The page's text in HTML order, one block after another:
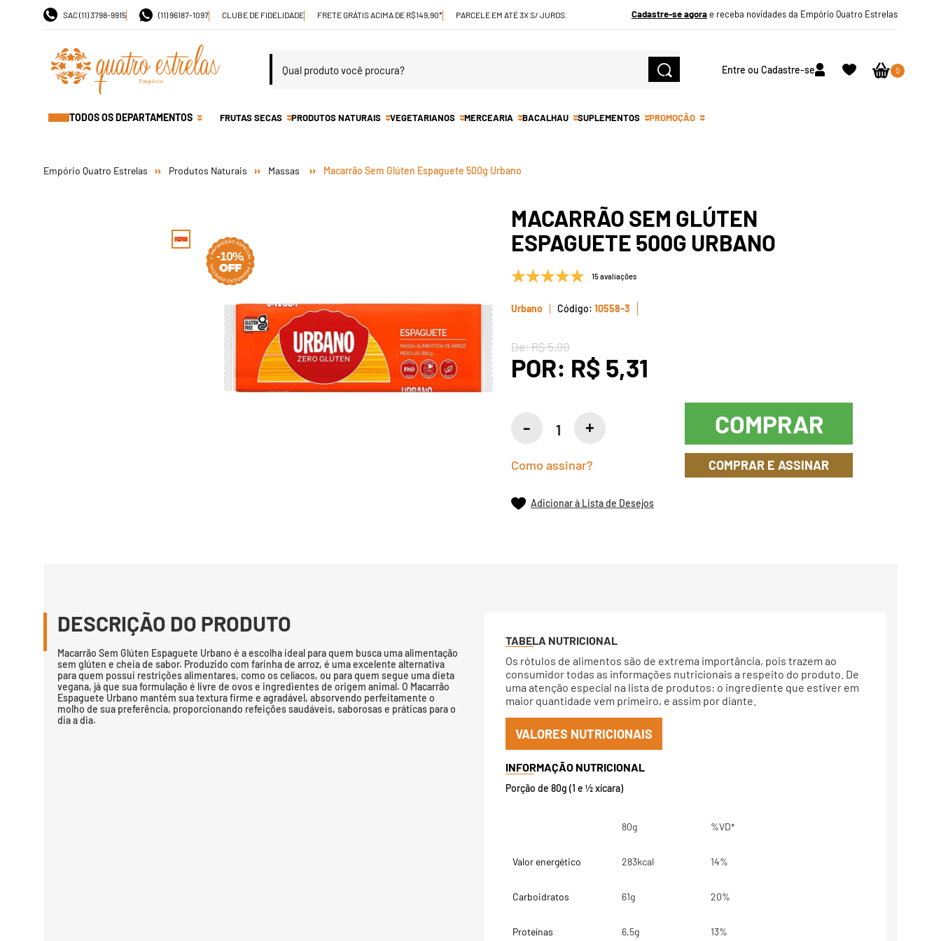
SAC (11) 3798-9915 (11) 96187-1097 CLUBE DE FIDELIDADE FRETE GRÁTIS ACIMA DE R$149,90* PARCELE EM ATÉ 3X S/ JUROS. Cadastre-se agorae receba novidades da Empório Quatro Estrelas
Entre ou Cadastre-se 0
TODOS OS DEPARTAMENTOS FRUTAS SECAS PRODUTOS NATURAIS VEGETARIANOS MERCEARIA BACALHAU SUPLEMENTOS PROMOÇÃO
Produtos Naturais Massas Macarrão Sem Glúten Espaguete 500g Urbano
-10%
MACARRÃO SEM GLÚTEN
ESPAGUETE 500G URBANO
15 avaliações
Urbano 10558-3
De:R$ 5,90
POR: R$ 5,31
COMPRAR
Como assinar? COMPRAR E ASSINAR
Adicionar à Lista de Desejos
DESCRIÇÃO DO PRODUTO
Macarrão Sem Glúten Espaguete Urbano é a escolha ideal para quem busca uma alimentação
sem glúten e cheia de sabor. Produzido com farinha de arroz, é uma excelente alternativa
para quem possui restrições alimentares, como os celíacos, ou para quem segue uma dieta
vegana, já que sua formulação é livre de ovos e ingredientes de origem animal. O Macarrão
Espaguete Urbano mantém sua textura firme e agradável, absorvendo perfeitamente o
molho de sua preferência, proporcionando refeições saudáveis, saborosas e práticas para o
dia a dia.
TABELA NUTRICIONAL
Os rótulos de alimentos são de extrema importância, pois trazem ao
consumidor todas as informações nutricionais a respeito do produto. De
uma atenção especial na lista de produtos: o ingrediente que estiver em
maior quantidade vem primeiro, e assim por diante.
VALORES NUTRICIONAIS
Porção de 80g (1 e ½ xícara)
80g %VD*
Valor energético 283kcal 14%
Carboidratos 61g 20%
Proteínas 6,5g 13%